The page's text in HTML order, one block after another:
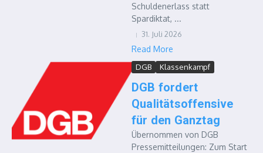
Schuldenerlass statt
Spardiktat, ...
31. Juli 2026
Read More
DGB Klassenkampf
DGB fordert
Qualitätsoffensive
für den Ganztag
Übernommen von DGB
Pressemitteilungen: Zum Start